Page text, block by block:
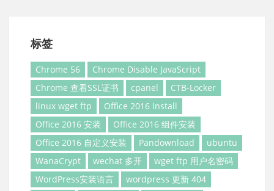
标签
Chrome 56
Chrome Disable JavaScript
Chrome 查看SSL证书
cpanel
CTB-Locker
linux wget ftp
Office 2016 Install
Office 2016 安装
Office 2016 组件安装
Office 2016 自定义安装
Pandownload
ubuntu
WanaCrypt
wechat 多开
wget ftp 用户名密码
WordPress安装语言
wordpress 更新 404